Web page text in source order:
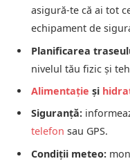
asigură-te că ai tot
echipament de
Planificarea
nivelul tău fizic și
Alimentație și
Siguranță:
telefon sau GPS.
Condiții meteo: